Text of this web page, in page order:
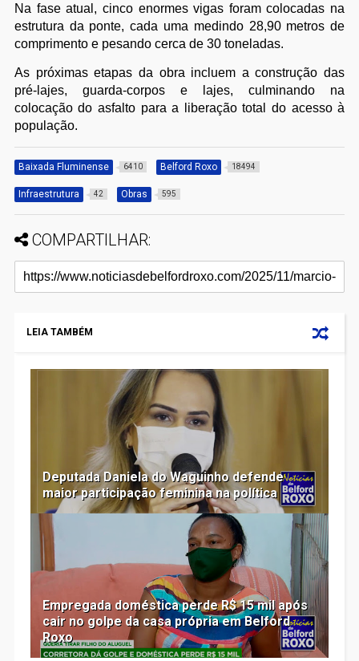
Na fase atual, cinco enormes vigas foram colocadas na
estrutura da ponte, cada uma medindo 28,90 metros de
comprimento e pesando cerca de 30 toneladas.
As próximas etapas da obra incluem a construção das
pré-lajes, guarda-corpos e lajes, culminando na
colocação do asfalto para a liberação total do acesso à
população.
Baixada Fluminense 6410 Belford Roxo 18494
Infraestrutura 42 Obras 595
COMPARTILHAR:
LEIA TAMBÉM
Deputada Daniela do Waguinho defende
maior participação feminina na política
Empregada doméstica perde R$ 15 mil após
cair no golpe da casa própria em Belford
Roxo